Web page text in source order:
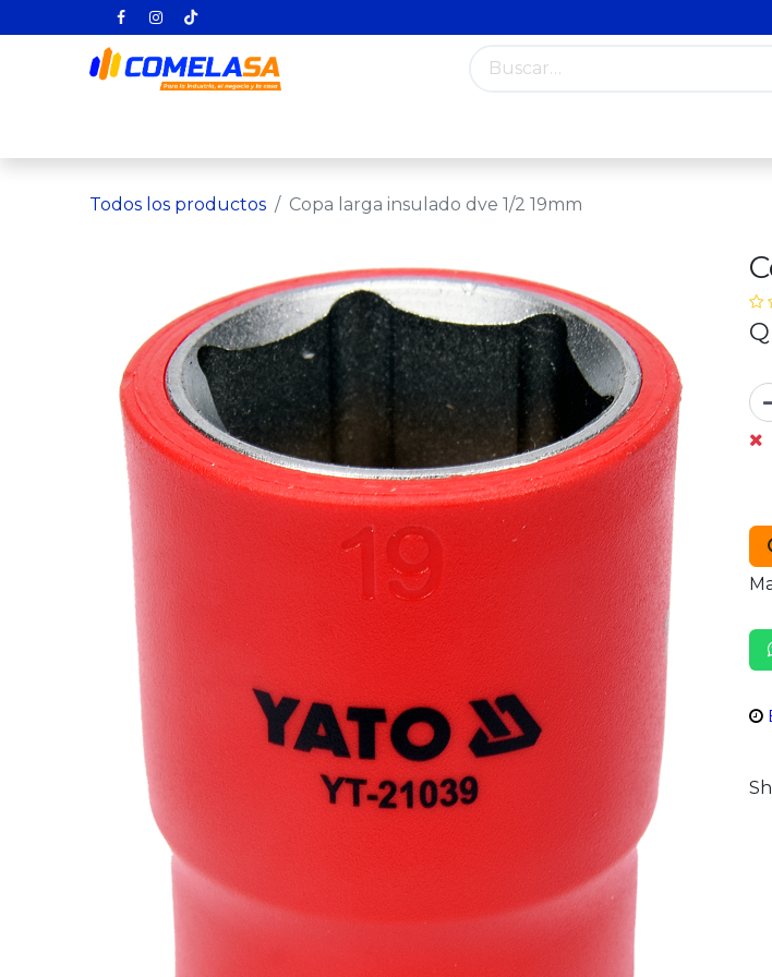
Todos los productos Copa larga insulado dve 1/2 19mm
Q